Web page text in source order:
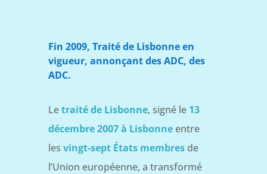
Fin 2009, Traité de Lisbonne en
vigueur, annonçant des ADC, des
ADC.
Letraité de Lisbonne, signé le 13
décembre 2007 à Lisbonneentre
les vingt-sept États membresde
l’Union européenne, a transformé